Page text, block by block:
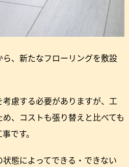
、新たなフローリングを敷設
慮する必要がありますが、工
、コストも張り替えと比べても
です。
態によってできる・できない